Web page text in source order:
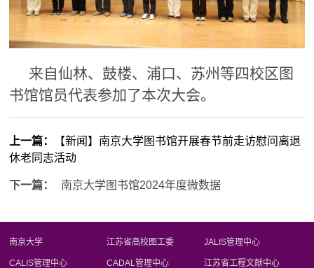
来自仙林、鼓楼、浦口、苏州等四校区图
书馆馆员代表参加了本次大会。
上一篇：
【新闻】南京大学图书馆开展春节前走访慰问离退
休老同志活动
下一篇： 南京大学图书馆2024年度微数据
南京大学 江苏省高校图工委 JALIS管理中心
CALIS管理中心 CADAL管理中心 江苏省工程文献中心